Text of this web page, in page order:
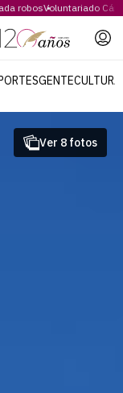
robosVoluntariado
GENTECULTURA
Ver 8 fotos